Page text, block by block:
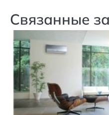
Связанные